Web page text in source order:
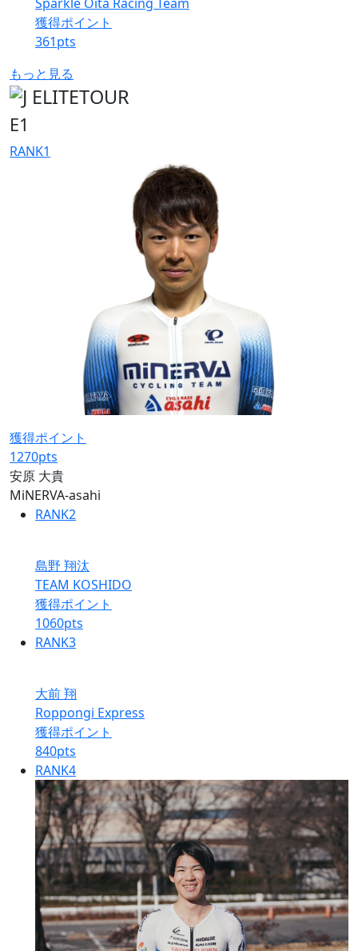
獲得ポイント
361pts
もっと見る
E1
RANK1
獲得ポイント
1270pts
安原 大貴
MiNERVA-asahi
RANK2
島野 翔汰
TEAM KOSHIDO
獲得ポイント
1060pts
RANK3
大前 翔
Roppongi Express
獲得ポイント
840pts
RANK4